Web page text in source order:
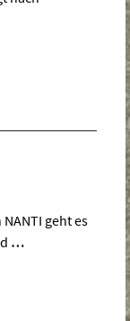
NANTI geht es
…